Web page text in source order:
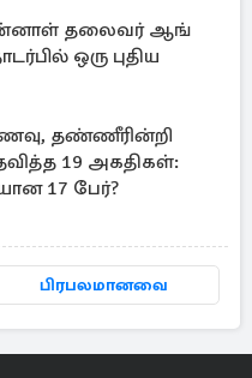
தலைவர் ஆங்
ஒரு புதிய
தண்ணீரின்றி
19 அகதிகள்:
17 பேர்?
பிரபலமானவை